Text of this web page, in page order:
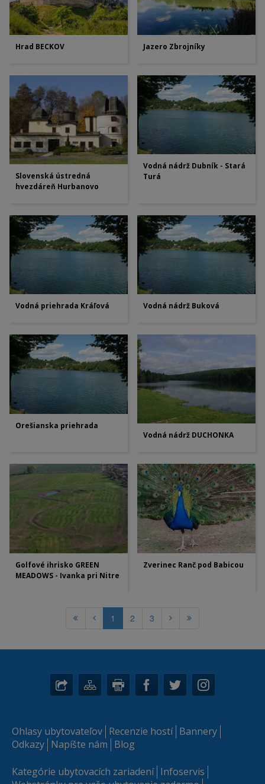
Hrad BECKOV Jazero Zbrojníky
Slovenská ústredná
hvezdáreň Hurbanovo
Vodná nádrž Dubník - Stará
Turá
Vodná priehrada Kráľová Vodná nádrž Buková
Orešianska priehrada
Vodná nádrž DUCHONKA
Golfové ihrisko GREEN
MEADOWS - Ivanka pri Nitre
Zverinec Ranč pod Babicou
1 2 3
Ohlasy ubytovateľov Recenzie hostí Bannery
Odkazy Napíšte nám Blog
Kategórie ubytovacích zariadení Infoservis